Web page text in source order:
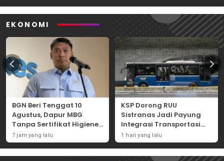
EKONOMI
BGN Beri Tenggat 10
Agustus, Dapur MBG
Tanpa Sertifikat Higiene
Terancam Tutup
Permanen
7 jam yang lalu
KSP Dorong RUU
Sistranas Jadi Payung
Integrasi Transportasi
Massal Indonesia
1 hari yang lalu